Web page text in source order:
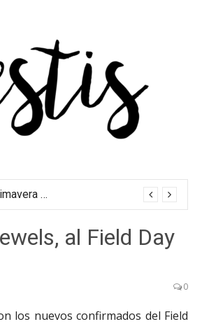
Crónica del Primavera Sound Porto 2026
al Field Day
0
los nuevos confirmados del Field